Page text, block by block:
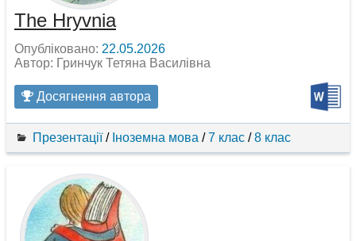
The Hryvnia
Опубліковано: 22.05.2026
Автор: Гринчук Тетяна Василівна
Досягнення автора
Презентації/ Іноземна мова /7 клас /8 клас